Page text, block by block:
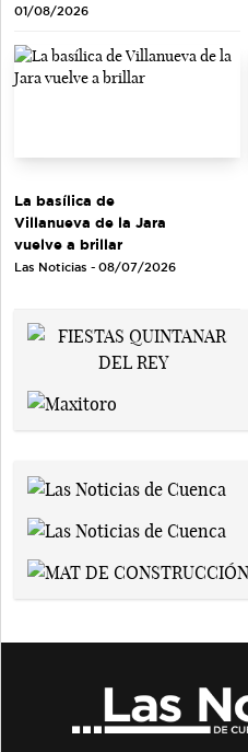
01/08/2026
La basílica de
Villanueva de la Jara
vuelve a brillar
Las Noticias - 08/07/2026